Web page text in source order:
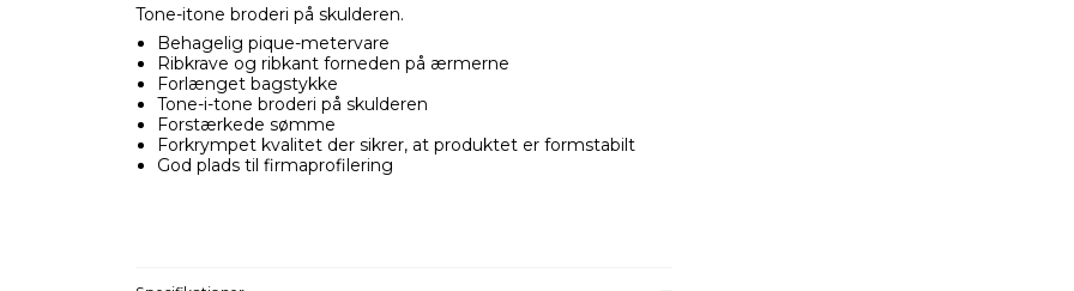
Tone-itone broderi på skulderen.
Behagelig pique-metervare
Ribkrave og ribkant forneden på ærmerne
Forlænget bagstykke
Tone-i-tone broderi på skulderen
Forstærkede sømme
Forkrympet kvalitet der sikrer, at produktet er formstabilt
God plads til firmaprofilering